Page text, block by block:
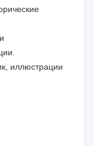
иллюстрации